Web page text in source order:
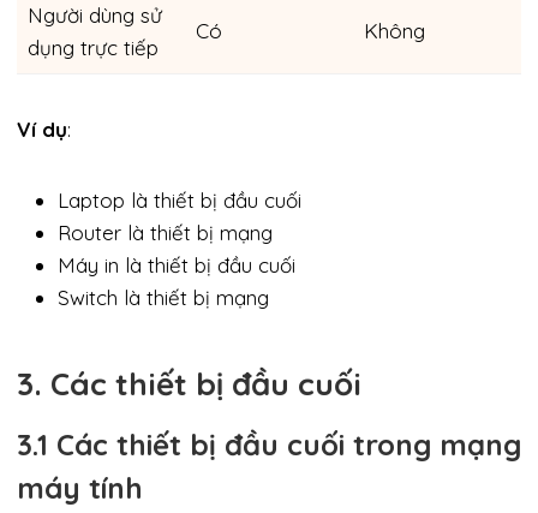
Người dùng sử
dụng trực tiếp
Có Không
Ví dụ:
Laptop là thiết bị đầu cuối
Router là thiết bị mạng
Máy in là thiết bị đầu cuối
Switch là thiết bị mạng
3. Các thiết bị đầu cuối
3.1 Các thiết bị đầu cuối trong mạng
máy tính